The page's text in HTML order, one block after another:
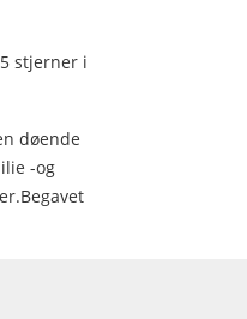
stjerner i
døende
-og